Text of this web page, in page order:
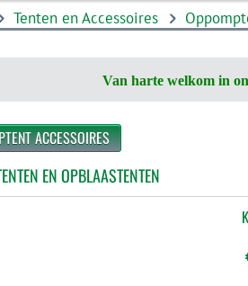
Tenten en Accessoires
Van harte welkom in
ACCESSOIRES
EN OPBLAASTENTEN